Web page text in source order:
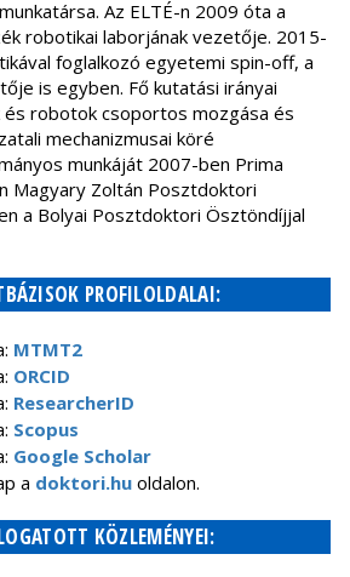
Az ELTÉ-n 2009 óta a
robotikai laborjának vezetője. 2015-
foglalkozó egyetemi spin-off, a
is egyben. Fő kutatási irányai
és robotok csoportos mozgása és
mechanizmusai köré
munkáját 2007-ben Prima
Magyary Zoltán Posztdoktori
a Bolyai Posztdoktori Ösztöndíjjal
PROFILOLDALAI:
MTMT2
ORCID
ResearcherID
Scopus
Google Scholar
a doktori.hu oldalon.
KÖZLEMÉNYEI: